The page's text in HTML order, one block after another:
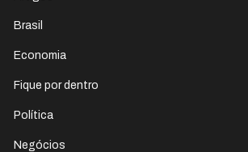
Brasil
Economia
Fique por dentro
Política
Negócios